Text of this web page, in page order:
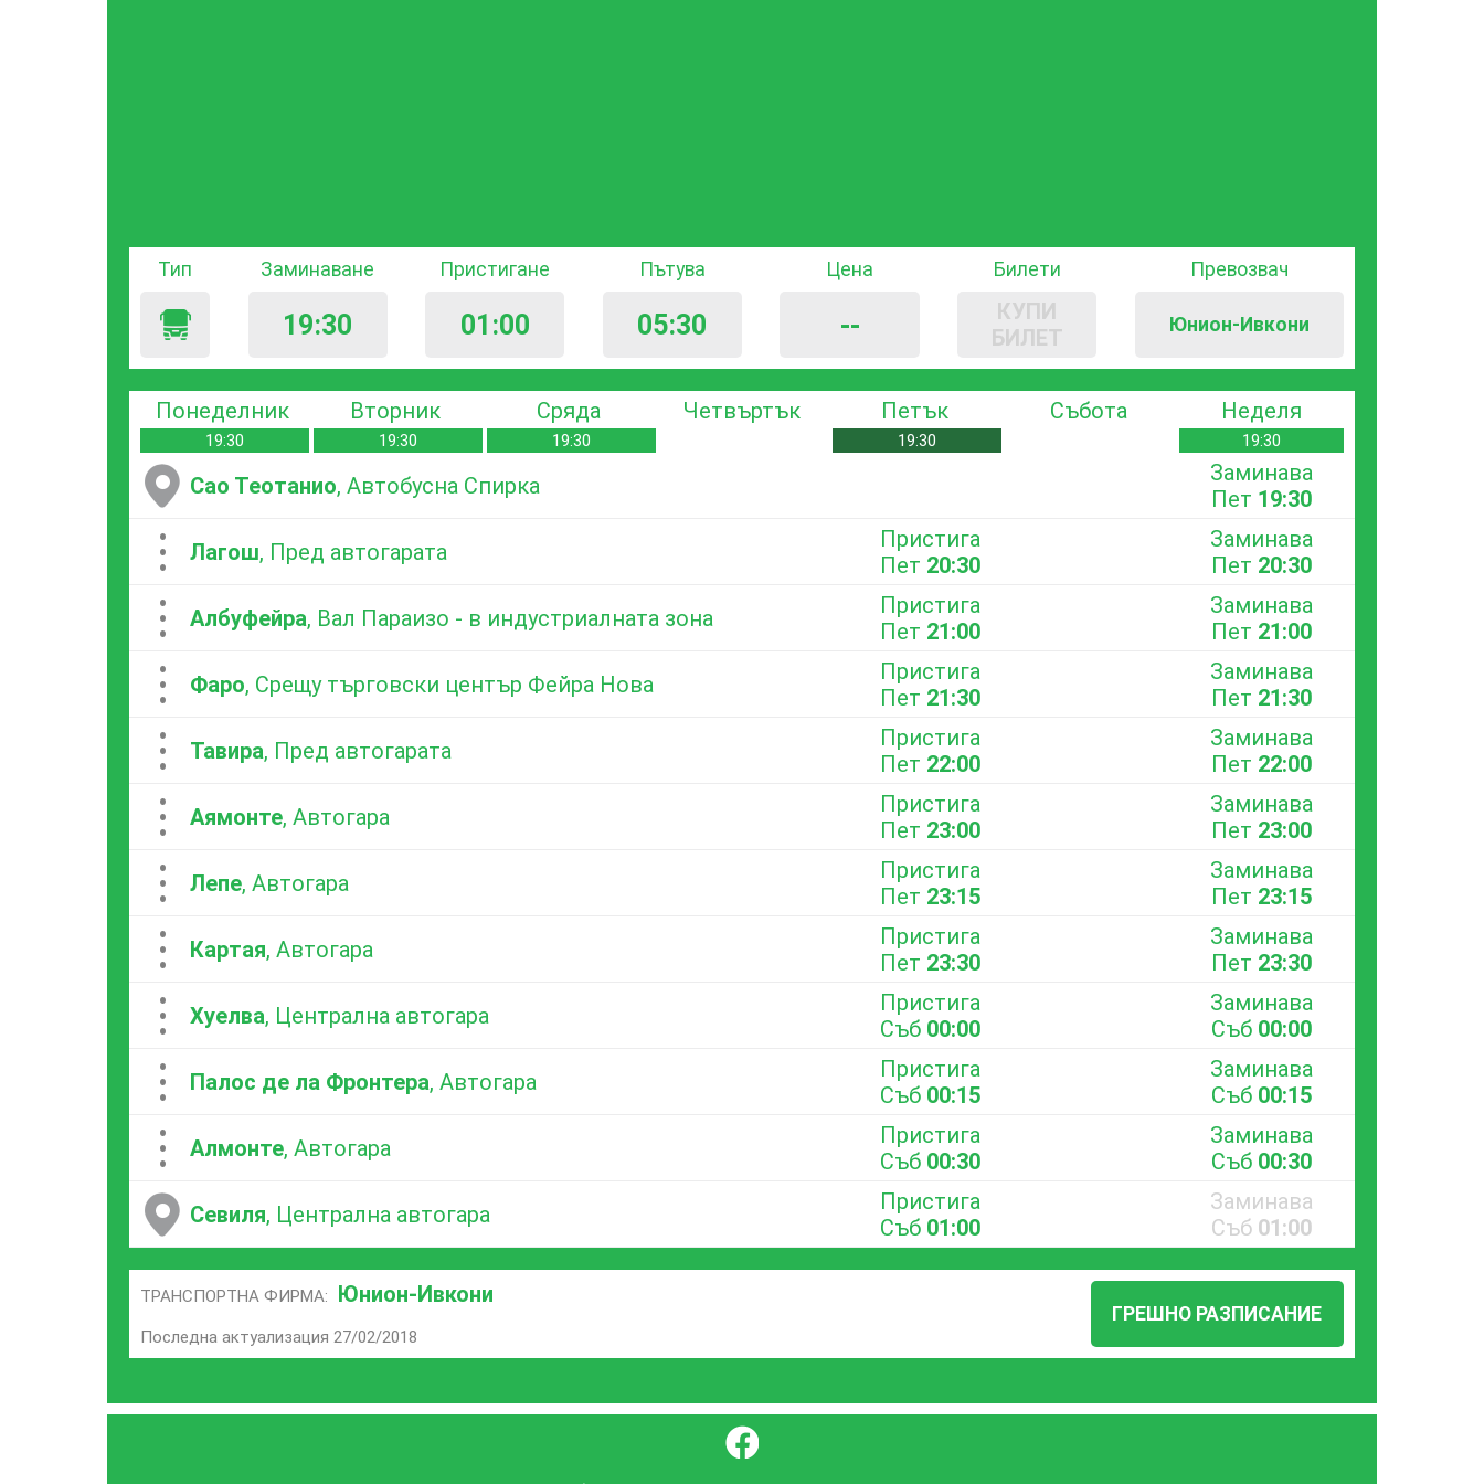
Тип Заминаване
19:30
Пристигане
01:00
Пътува
05:30
Цена
--
Билети
КУПИ
БИЛЕТ
Превозвач
Юнион-Ивкони
Понеделник
19:30
Вторник
19:30
Сряда
19:30
Четвъртък Петък
19:30
Събота Неделя
19:30
Сао Теотанио, Автобусна Спирка
Заминава
Пет 19:30
...Лагош, Пред автогарата
Пристига
Пет 20:30
Заминава
Пет 20:30
...Албуфейра, Вал Параизо - в индустриалната зона
Пристига
Пет 21:00
Заминава
Пет 21:00
...Фаро, Срещу търговски център Фейра Нова
Пристига
Пет 21:30
Заминава
Пет 21:30
...Тавира, Пред автогарата
Пристига
Пет 22:00
Заминава
Пет 22:00
...Аямонте, Автогара
Пристига
Пет 23:00
Заминава
Пет 23:00
...Лепе, Автогара
Пристига
Пет 23:15
Заминава
Пет 23:15
...Картая, Автогара
Пристига
Пет 23:30
Заминава
Пет 23:30
...Хуелва, Централна автогара
Пристига
Съб 00:00
Заминава
Съб 00:00
...Палос де ла Фронтера, Автогара
Пристига
Съб 00:15
Заминава
Съб 00:15
...Алмонте, Автогара
Пристига
Съб 00:30
Заминава
Съб 00:30
Севиля, Централна автогара
Пристига
Съб 01:00
Заминава
Съб 01:00
ТРАНСПОРТНА ФИРМА: Юнион-Ивкони
Последна актуализация 27/02/2018
ГРЕШНО РАЗПИСАНИЕ
}